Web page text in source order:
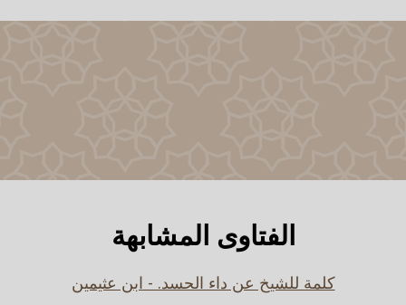
الفتاوى المشابهة
كلمة للشيخ عن داء الحسد. - ابن عثيمين